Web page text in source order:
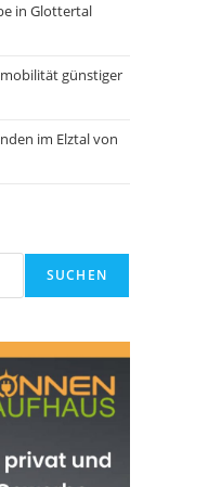
in Glottertal
günstiger
im Elztal von
SUCHEN